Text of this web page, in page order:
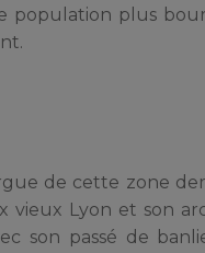
plus
de cette zone
Lyon et son
son passé de